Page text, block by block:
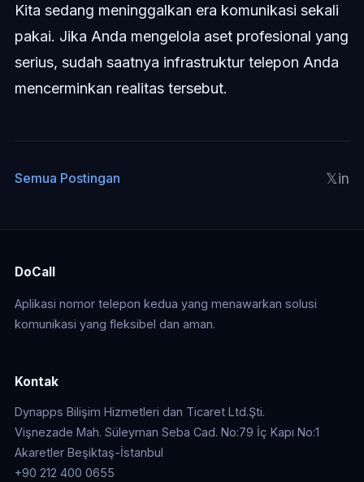
Kita sedang meninggalkan era komunikasi sekali
pakai. Jika Anda mengelola aset profesional yang
serius, sudah saatnya infrastruktur telepon Anda
mencerminkan realitas tersebut.
Semua Postingan 𝕏in
DoCall
Aplikasi nomor telepon kedua yang menawarkan solusi
komunikasi yang fleksibel dan aman.
Kontak
Dynapps Bilişim Hizmetleri dan Ticaret Ltd.Şti.
Vişnezade Mah. Süleyman Seba Cad. No:79 İç Kapı No:1
Akaretler Beşiktaş-İstanbul
+90 212 400 0655